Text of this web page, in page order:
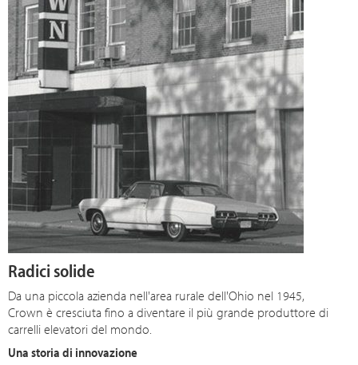
Radici solide
Da una piccola azienda nell'area rurale dell'Ohio nel 1945,
Crown è cresciuta fino a diventare il più grande produttore di
carrelli elevatori del mondo.
Una storia di innovazione